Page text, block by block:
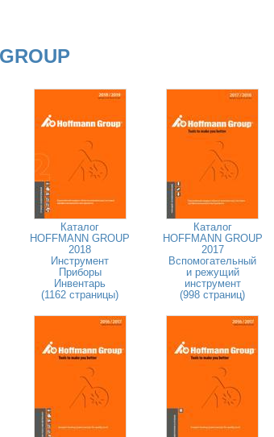
Каталог
HOFFMANN GROUP
2018
Инструмент
Приборы
Инвентарь
(1162 страницы)
Каталог
HOFFMANN GROUP
2017
Вспомогательный
и режущий
инструмент
(998 страниц)